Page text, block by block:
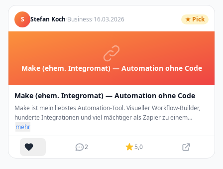
S Stefan Koch·Business·16.03.2026 ★ Pick
Make (ehem. Integromat) — Automation ohne Code
Make (ehem. Integromat) — Automation ohne Code
Make ist mein liebstes Automation-Tool. Visueller Workflow-Builder,
hunderte Integrationen und viel mächtiger als Zapier zu einem
Bruchteil des Preises.
mehr
2 5,0